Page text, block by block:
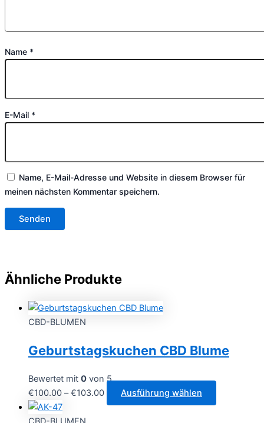
Name *
E-Mail *
Name, E-Mail-Adresse und Website in diesem Browser für
meinen nächsten Kommentar speichern.
Ähnliche Produkte
CBD-BLUMEN
Geburtstagskuchen CBD Blume
Bewertet mit 0 von 5
€100.00 –€103.00Preisspanne:
€100.00
Ausführung wählen
Produkt